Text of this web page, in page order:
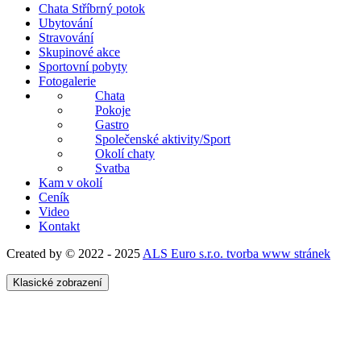
Chata Stříbrný potok
Ubytování
Stravování
Skupinové akce
Sportovní pobyty
Fotogalerie
Chata
Pokoje
Gastro
Společenské aktivity/Sport
Okolí chaty
Svatba
Kam v okolí
Ceník
Video
Kontakt
Created by © 2022 - 2025 ALS Euro s.r.o. tvorba www stránek